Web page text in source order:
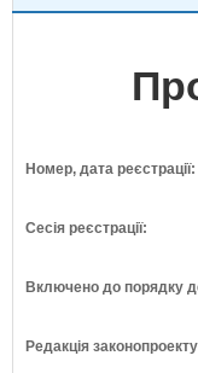
Номер, дата реєстрації:
Сесія реєстрації:
Включено до порядку
Редакція